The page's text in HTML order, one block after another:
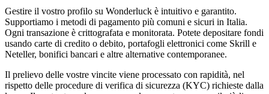
Gestire il vostro profilo su Wonderluck è intuitivo e garantito.
Supportiamo i metodi di pagamento più comuni e sicuri in Italia.
Ogni transazione è crittografata e monitorata. Potete depositare fondi
usando carte di credito o debito, portafogli elettronici come Skrill e
Neteller, bonifici bancari e altre alternative contemporanee.
Il prelievo delle vostre vincite viene processato con rapidità, nel
rispetto delle procedure di verifica di sicurezza (KYC) richieste dalla